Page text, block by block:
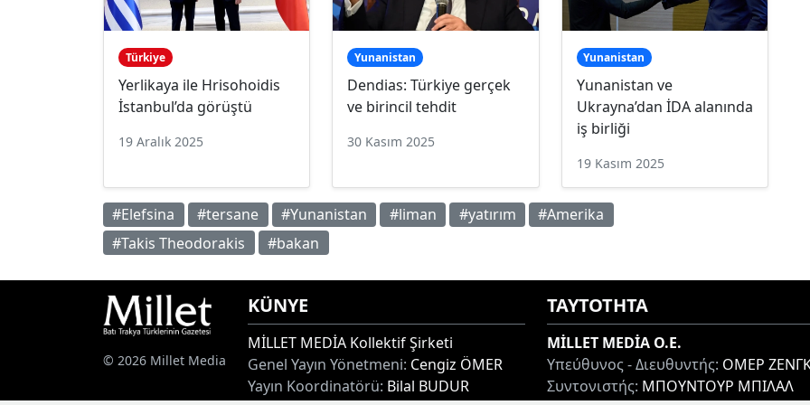
Türkiye
Yerlikaya ile Hrisohoidis
İstanbul’da görüştü
19 Aralık 2025
Yunanistan
Dendias: Türkiye gerçek
ve birincil tehdit
30 Kasım 2025
Yunanistan
Yunanistan ve
Ukrayna’dan İDA alanında
iş birliği
19 Kasım 2025
#Elefsina #tersane #Yunanistan #liman #yatırım
#Amerika
#Takis Theodorakis
#bakan
© 2026 Millet Media
KÜNYE
MİLLET MEDİA Kollektif Şirketi
Genel Yayın Yönetmeni: Cengiz ÖMER
Yayın Koordinatörü: Bilal BUDUR
ΤΑΥΤΟΤΗΤΑ
MİLLET MEDİA O.E.
Υπεύθυνος - Διευθυντής: ΟΜΕΡ
Συντονιστής: ΜΠΟΥΝΤΟΥΡ ΜΠΙΛΑΛ